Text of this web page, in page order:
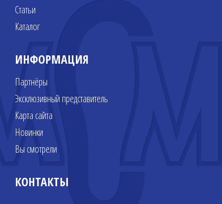
Статьи
Каталог
ИНФОРМАЦИЯ
Партнёры
Эксклюзивный представитель
Карта сайта
Новинки
Вы смотрели
КОНТАКТЫ